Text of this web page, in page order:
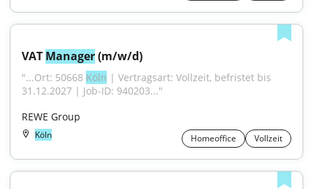
VAT Manager (m/w/d)
"...Ort: 50668 Köln | Vertragsart: Vollzeit, befristet bis
31.12.2027 | Job-ID: 940203..."
REWE Group
Köln Homeoffice Vollzeit